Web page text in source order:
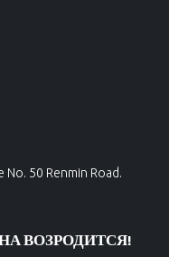
No. 50 Renmin Road.
ВОЗРОДИТСЯ!